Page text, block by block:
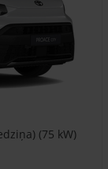
(75 kW)